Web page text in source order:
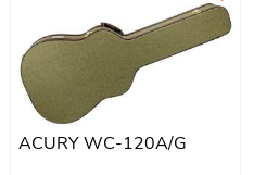
ACURY WC-120A/G